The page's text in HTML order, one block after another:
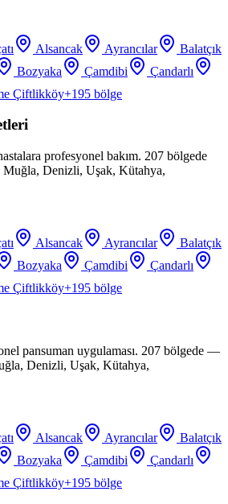
Alsancak Ayrancılar
Balatçık
Bozyaka Çamdibi
Çandarlı
Çiftlikköy+195 bölge
profesyonel bakım. 207 bölgede
Denizli, Uşak, Kütahya,
Alsancak Ayrancılar
Balatçık
Bozyaka Çamdibi
Çandarlı
Çiftlikköy+195 bölge
pansuman uygulaması. 207 bölgede —
Denizli, Uşak, Kütahya,
Alsancak Ayrancılar
Balatçık
Bozyaka Çamdibi
Çandarlı
Çiftlikköy+195 bölge